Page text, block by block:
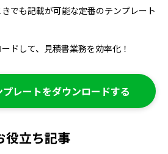
でも記載が可能な定番のテンプレート
ドして、見積書業務を効率化！
プレートをダウンロードする
役立ち記事